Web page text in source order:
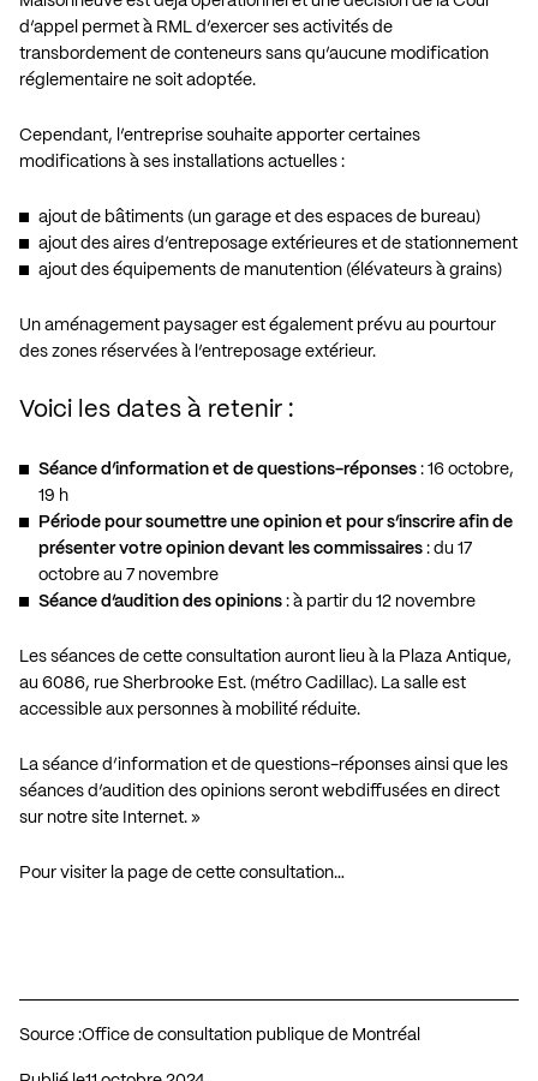
d’appel permet à RML d’exercer ses activités de
transbordement de conteneurs sans qu’aucune modification
réglementaire ne soit adoptée.
Cependant, l’entreprise souhaite apporter certaines
modifications à ses installations actuelles :
ajout de bâtiments (un garage et des espaces de bureau)
ajout des aires d’entreposage extérieures et de stationnement
ajout des équipements de manutention (élévateurs à grains)
Un aménagement paysager est également prévu au pourtour
des zones réservées à l’entreposage extérieur.
Voici les dates à retenir :
Séance d’information et de questions-réponses : 16 octobre,
19 h
Période pour soumettre une opinion et pour s’inscrire afin de
présenter votre opinion devant les commissaires : du 17
octobre au 7 novembre
Séance d’audition des opinions : à partir du 12 novembre
Les séances de cette consultation auront lieu à la Plaza Antique,
au 6086, rue Sherbrooke Est. (métro Cadillac). La salle est
accessible aux personnes à mobilité réduite.
La séance d’information et de questions-réponses ainsi que les
séances d’audition des opinions seront webdiffusées en direct
sur notre site Internet. »
Pour visiter la page de cette consultation…
Source :Office de consultation publique de Montréal